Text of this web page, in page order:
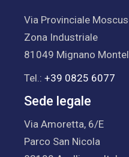
Via Provinciale
Zona Industriale
81049 Mignano
Tel.:+39 0825 6077
Sede legale
Via Amoretta, 6/E
Parco San Nicola